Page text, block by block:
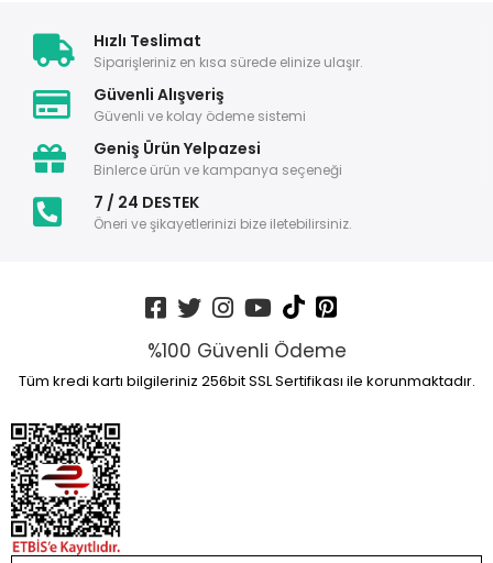
Hızlı Teslimat
Siparişleriniz en kısa sürede elinize ulaşır.
Güvenli Alışveriş
Güvenli ve kolay ödeme sistemi
Geniş Ürün Yelpazesi
Binlerce ürün ve kampanya seçeneği
7 / 24 DESTEK
Öneri ve şikayetlerinizi bize iletebilirsiniz.
%100 Güvenli Ödeme
Tüm kredi kartı bilgileriniz 256bit SSL Sertifikası ile korunmaktadır.